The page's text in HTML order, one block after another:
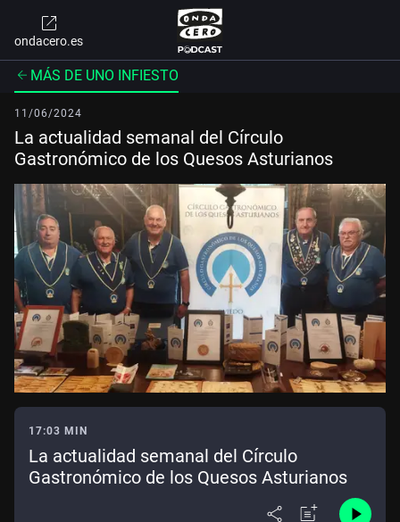
ondacero.es
MÁS DE UNO INFIESTO
11/06/2024
La actualidad semanal del Círculo
Gastronómico de los Quesos Asturianos
17:03 MIN
La actualidad semanal del Círculo
Gastronómico de los Quesos Asturianos